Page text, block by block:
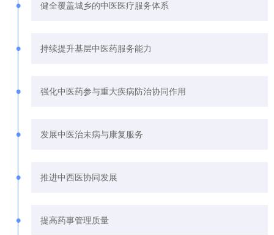
• 健全覆盖城乡的中医医疗服务体系
• 持续提升基层中医药服务能力
• 强化中医药参与重大疾病防治协同作用
• 发展中医治未病与康复服务
• 推进中西医协同发展
• 提高药事管理质量